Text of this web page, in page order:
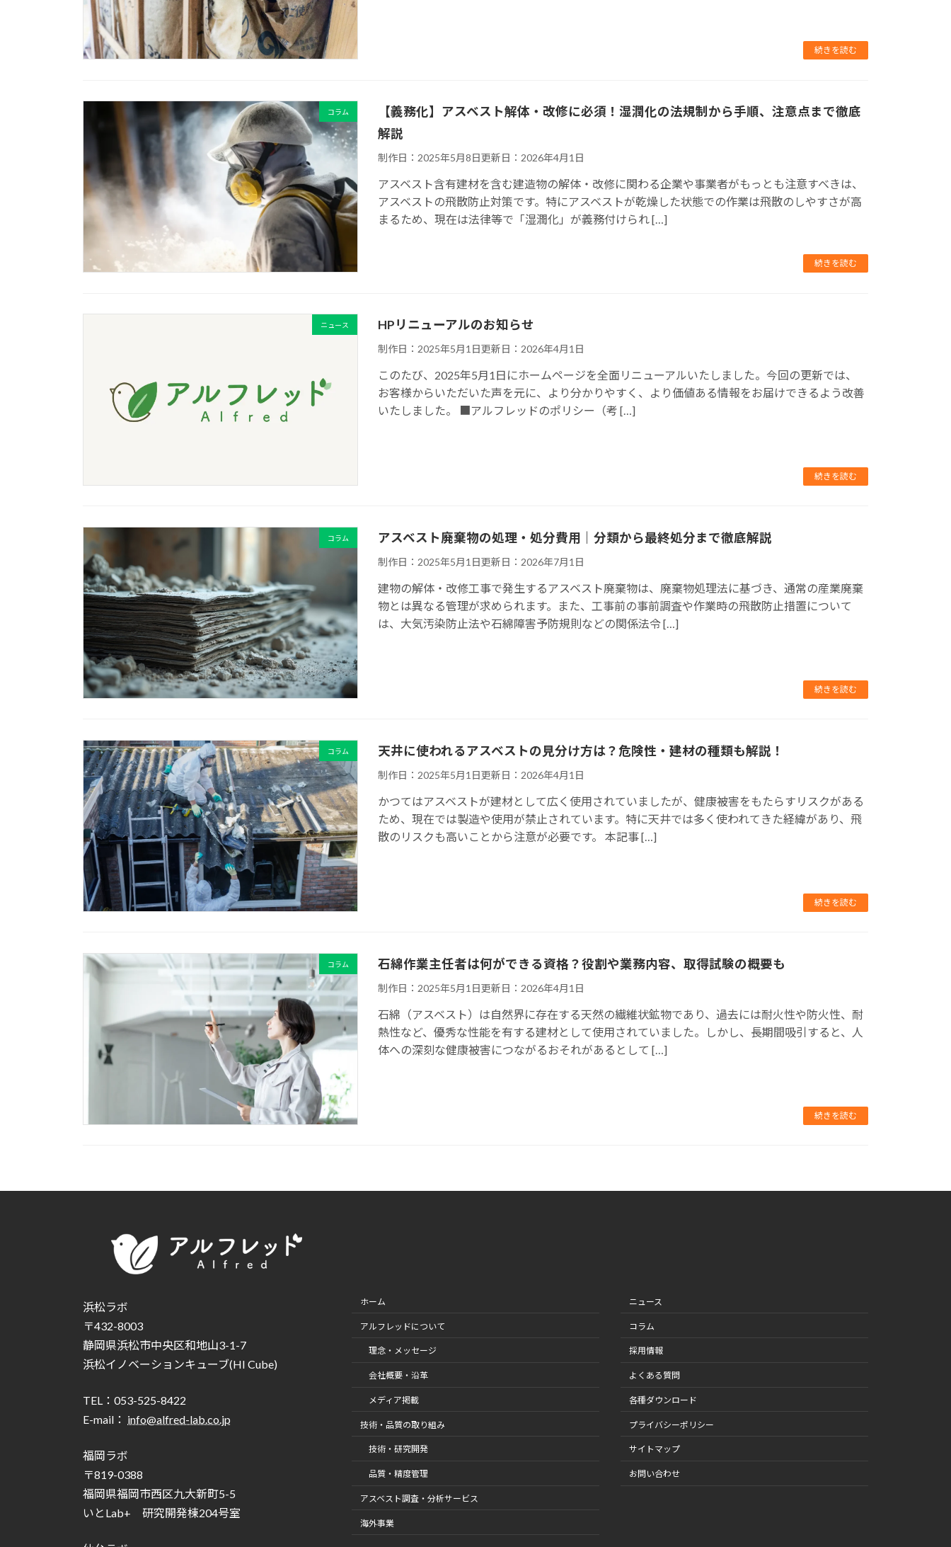
続きを読む
コラム
【義務化】アスベスト解体・改修に必須！湿潤化の法規制から手順、注意点まで徹底
解説
制作日：2025年5月8日更新日：2026年4月1日
アスベスト含有建材を含む建造物の解体・改修に関わる企業や事業者がもっとも注意すべきは、
アスベストの飛散防止対策です。特にアスベストが乾燥した状態での作業は飛散のしやすさが高
まるため、現在は法律等で「湿潤化」が義務付けられ […]
続きを読む
ニュース HPリニューアルのお知らせ
制作日：2025年5月1日更新日：2026年4月1日
このたび、2025年5月1日にホームページを全面リニューアルいたしました。今回の更新では、
お客様からいただいた声を元に、より分かりやすく、より価値ある情報をお届けできるよう改善
いたしました。 ■アルフレッドのポリシー（考 […]
続きを読む
コラム アスベスト廃棄物の処理・処分費用｜分類から最終処分まで徹底解説
制作日：2025年5月1日更新日：2026年7月1日
建物の解体・改修工事で発生するアスベスト廃棄物は、廃棄物処理法に基づき、通常の産業廃棄
物とは異なる管理が求められます。また、工事前の事前調査や作業時の飛散防止措置について
は、大気汚染防止法や石綿障害予防規則などの関係法令 […]
続きを読む
コラム 天井に使われるアスベストの見分け方は？危険性・建材の種類も解説！
制作日：2025年5月1日更新日：2026年4月1日
かつてはアスベストが建材として広く使用されていましたが、健康被害をもたらすリスクがある
ため、現在では製造や使用が禁止されています。特に天井では多く使われてきた経緯があり、飛
散のリスクも高いことから注意が必要です。 本記事 […]
続きを読む
コラム 石綿作業主任者は何ができる資格？役割や業務内容、取得試験の概要も
制作日：2025年5月1日更新日：2026年4月1日
石綿（アスベスト）は自然界に存在する天然の繊維状鉱物であり、過去には耐火性や防火性、耐
熱性など、優秀な性能を有する建材として使用されていました。しかし、長期間吸引すると、人
体への深刻な健康被害につながるおそれがあるとして […]
続きを読む
浜松ラボ
〒432-8003
静岡県浜松市中央区和地山3-1-7
浜松イノベーションキューブ(HI Cube)
TEL：053-525-8422
E-mail： info@alfred-lab.co.jp
福岡ラボ
〒819-0388
福岡県福岡市西区九大新町5-5
いとLab+ 研究開発棟204号室
ホーム
アルフレッドについて
理念・メッセージ
会社概要・沿革
メディア掲載
技術・品質の取り組み
技術・研究開発
品質・精度管理
アスベスト調査・分析サービス
海外事業
ニュース
コラム
採用情報
よくある質問
各種ダウンロード
プライバシーポリシー
サイトマップ
お問い合わせ